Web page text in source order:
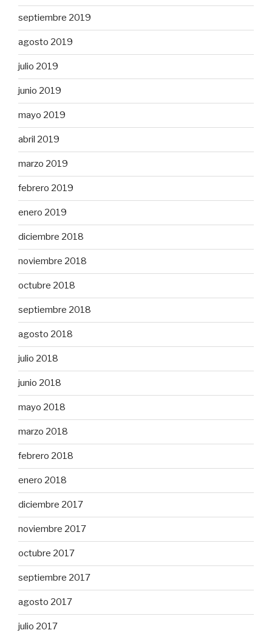
septiembre 2019
agosto 2019
julio 2019
junio 2019
mayo 2019
abril 2019
marzo 2019
febrero 2019
enero 2019
diciembre 2018
noviembre 2018
octubre 2018
septiembre 2018
agosto 2018
julio 2018
junio 2018
mayo 2018
marzo 2018
febrero 2018
enero 2018
diciembre 2017
noviembre 2017
octubre 2017
septiembre 2017
agosto 2017
julio 2017